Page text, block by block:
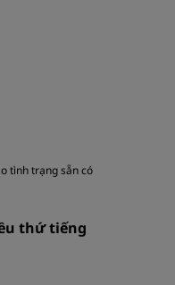
tình trạng sẵn có
thứ tiếng